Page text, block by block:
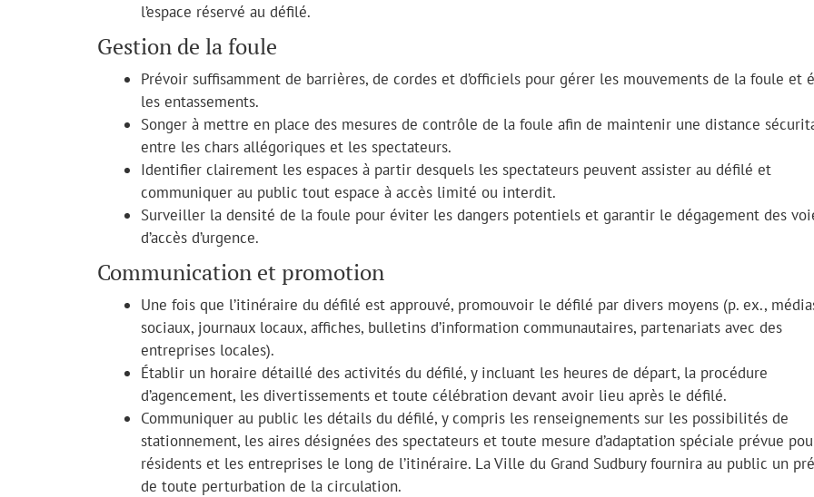
l’espace réservé au défilé.
Gestion de la foule
Prévoir suffisamment de barrières, de cordes et d’officiels pour gérer les mouvements de la foule et
les entassements.
Songer à mettre en place des mesures de contrôle de la foule afin de maintenir une distance
entre les chars allégoriques et les spectateurs.
Identifier clairement les espaces à partir desquels les spectateurs peuvent assister au défilé et
communiquer au public tout espace à accès limité ou interdit.
Surveiller la densité de la foule pour éviter les dangers potentiels et garantir le dégagement des
d’accès d’urgence.
Communication et promotion
Une fois que l’itinéraire du défilé est approuvé, promouvoir le défilé par divers moyens (p. ex.,
sociaux, journaux locaux, affiches, bulletins d’information communautaires, partenariats avec des
entreprises locales).
Établir un horaire détaillé des activités du défilé, y incluant les heures de départ, la procédure
d’agencement, les divertissements et toute célébration devant avoir lieu après le défilé.
Communiquer au public les détails du défilé, y compris les renseignements sur les possibilités de
stationnement, les aires désignées des spectateurs et toute mesure d’adaptation spéciale prévue
résidents et les entreprises le long de l’itinéraire. La Ville du Grand Sudbury fournira au public un
de toute perturbation de la circulation.